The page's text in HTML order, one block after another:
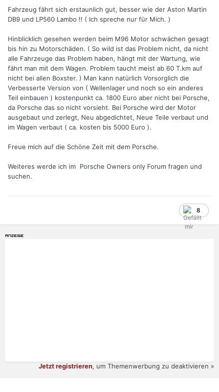
Fahrzeug fährt sich erstaunlich gut, besser wie der Aston Martin
DB9 und LP560 Lambo !! ( Ich spreche nur für Mich. )
Hinblicklich gesehen werden beim M96 Motor schwächen gesagt
bis hin zu Motorschäden. ( So wild ist das Problem nicht, da nicht
alle Fahrzeuge das Problem haben, hängt mit der Wartung, wie
fährt man mit dem Wagen. Problem taucht meist ab 60 T.km auf
nicht bei allen Boxster. ) Man kann natürlich Vorsorglich die
Verbesserte Version von ( Wellenlager und noch so ein anderes
Teil einbauen ) kostenpunkt ca. 1800 Euro aber nicht bei Porsche,
da Porsche das so nicht vorsieht. Bei Porsche wird der Motor
ausgebaut und zerlegt, Neu abgedichtet, Neue Teile verbaut und
im Wagen verbaut ( ca. kosten bis 5000 Euro ).
Freue mich auf die Schöne Zeit mit dem Porsche.
Weiteres werde ich im Porsche Owners only Forum fragen und
suchen.
8
Jetzt registrieren, um Themenwerbung zu deaktivieren »